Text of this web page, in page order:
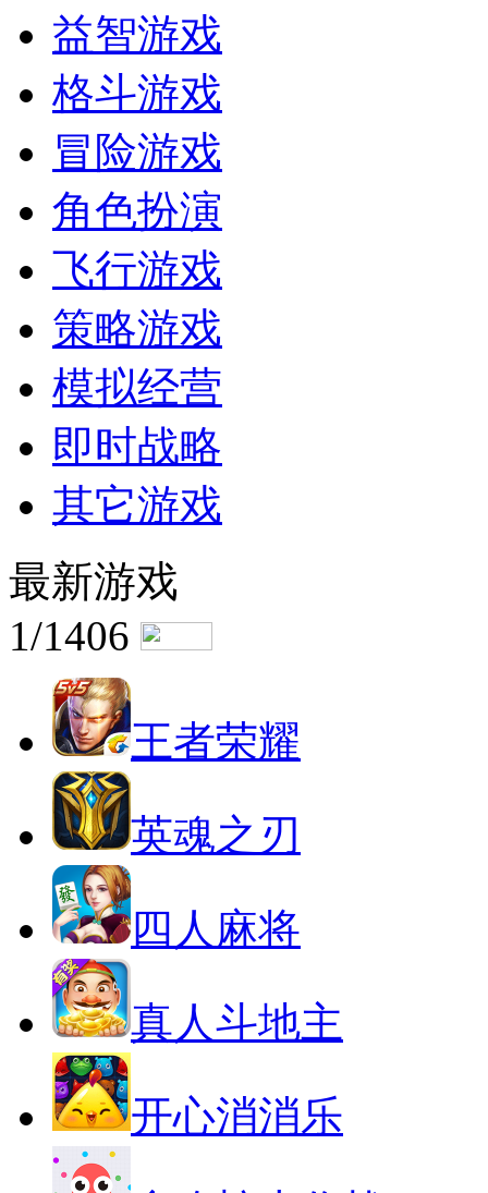
益智游戏
格斗游戏
冒险游戏
角色扮演
飞行游戏
策略游戏
模拟经营
即时战略
其它游戏
最新游戏
1/1406
王者荣耀
英魂之刃
四人麻将
真人斗地主
开心消消乐